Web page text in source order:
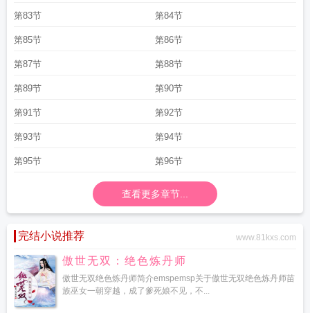
第83节 第84节
第85节 第86节
第87节 第88节
第89节 第90节
第91节 第92节
第93节 第94节
第95节 第96节
查看更多章节...
完结小说推荐 www.81kxs.com
傲世无双：绝色炼丹师
傲世无双绝色炼丹师简介emspemsp关于傲世无双绝色炼丹师苗
族巫女一朝穿越，成了爹死娘不见，不...